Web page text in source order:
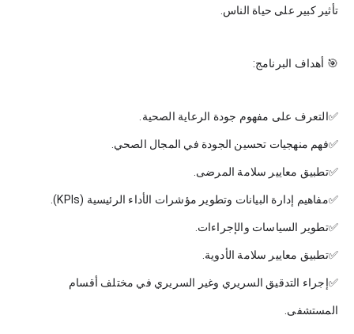
تأثير كبير على حياة الناس.
🎯 أهداف البرنامج:
✅التعرف على مفهوم جودة الرعاية الصحية.
✅فهم منهجيات تحسين الجودة في المجال الصحي.
✅تطبيق معايير سلامة المرضى.
✅مفاهيم إدارة البيانات وتطوير مؤشرات الأداء الرئيسية (KPIs).
✅تطوير السياسات والإجراءات.
✅تطبيق معايير سلامة الأدوية.
✅إجراء التدقيق السريري وغير السريري في مختلف أقسام
المستشفى.